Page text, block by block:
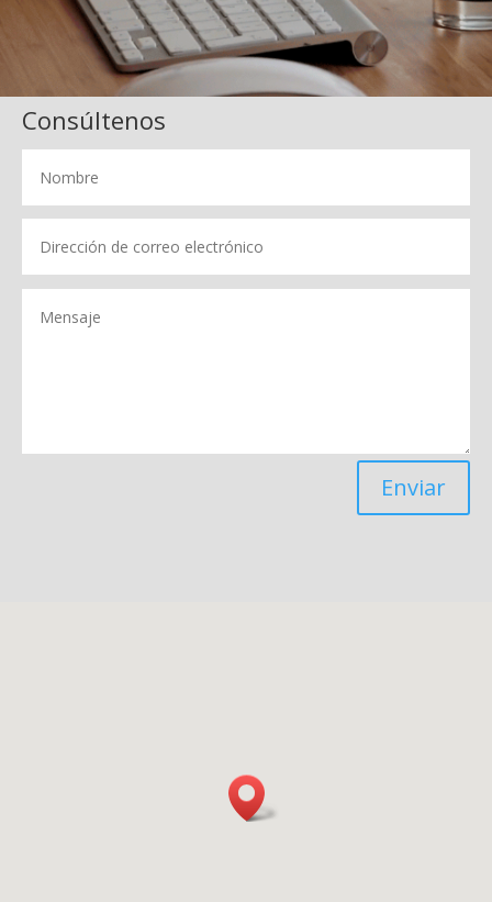
Consúltenos
Enviar